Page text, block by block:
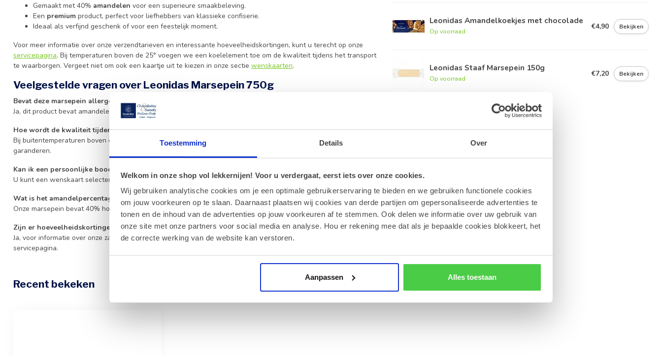
Toestemming Details Over
Welkom in onze shop vol lekkernijen! Voor u verdergaat, eerst iets over onze cookies.
Wij gebruiken analytische cookies om je een optimale gebruikerservaring te bieden en we gebruiken functionele cookies
om jouw voorkeuren op te slaan. Daarnaast plaatsen wij cookies van derde partijen om gepersonaliseerde advertenties te
tonen en de inhoud van de advertenties op jouw voorkeuren af te stemmen. Ook delen we informatie over uw gebruik van
onze site met onze partners voor social media en analyse. Hou er rekening mee dat als je bepaalde cookies blokkeert, het
de correcte werking van de website kan verstoren.
Aanpassen Alles toestaan
Gemaakt met 40% amandelen voor een superieure smaakbeleving.
Een premium product, perfect voor liefhebbers van klassieke confiserie.
Ideaal als verfijnd geschenk of voor een feestelijk moment.
Voor meer informatie over onze verzendtarieven en interessante hoeveelheidskortingen, kunt u terecht op onze
servicepagina. Bij temperaturen boven de 25° voegen we een koelelement toe om de kwaliteit tijdens het transport
te waarborgen. Vergeet niet om ook een kaartje uit te kiezen in onze sectie wenskaarten.
Veelgestelde vragen over Leonidas Marsepein 750g
Bevat deze marsepein allergenen?
Ja, dit product bevat amandelen en kan sporen van melk en gluten bevatten.
Hoe wordt de kwaliteit tijdens verzending gewaarborgd?
Bij buitentemperaturen boven de 25° voegen we een koelelement toe aan uw pakket om de versheid te
garanderen.
Kan ik een persoonlijke boodschap toevoegen aan mijn bestelling?
U kunt een wenskaart selecteren in onze categorie wenskaarten om uw persoonlijke boodschap toe te voegen.
Wat is het amandelpercentage in deze marsepein?
Onze marsepein bevat 40% hoogwaardige amandelen voor een rijke en authentieke smaak.
Zijn er hoeveelheidskortingen beschikbaar voor dit product?
Ja, voor informatie over onze zakelijke hoeveelheidskortingen en verzendtarieven verwijzen we u graag naar onze
servicepagina.
Leonidas Amandelkoekjes met chocolade
Op voorraad
€4,90 Bekijken
Leonidas Staaf Marsepein 150g
Op voorraad
€7,20 Bekijken
Recent bekeken